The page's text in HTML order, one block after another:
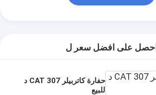
احصل على افضل سعر ل
حفارة كاتربيلر CAT 307 د
للبيع